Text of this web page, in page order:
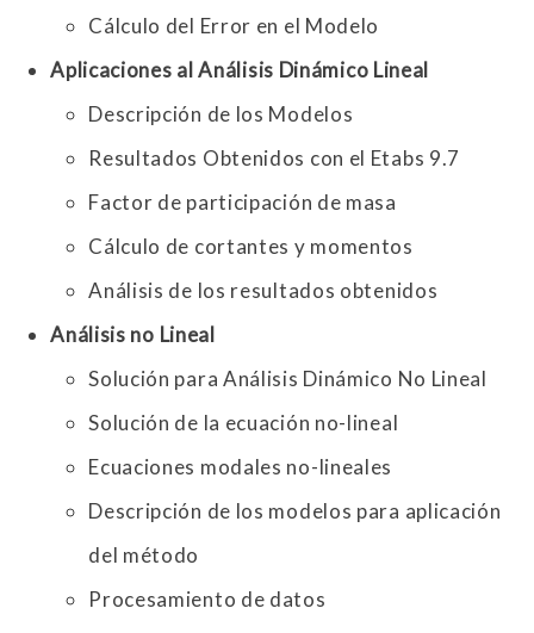
Cálculo del Error en el Modelo
Aplicaciones al Análisis Dinámico Lineal
Descripción de los Modelos
Resultados Obtenidos con el Etabs 9.7
Factor de participación de masa
Cálculo de cortantes y momentos
Análisis de los resultados obtenidos
Análisis no Lineal
Solución para Análisis Dinámico No Lineal
Solución de la ecuación no-lineal
Ecuaciones modales no-lineales
Descripción de los modelos para aplicación
del método
Procesamiento de datos